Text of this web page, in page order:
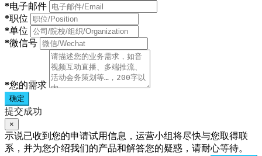
*电子邮件
*职位
*单位
*微信号
*您的需求
确定
提交成功
×
示说已收到您的申请试用信息，运营小组将尽快与您取得联
系，并为您介绍我们的产品和解答您的疑惑，请耐心等待。